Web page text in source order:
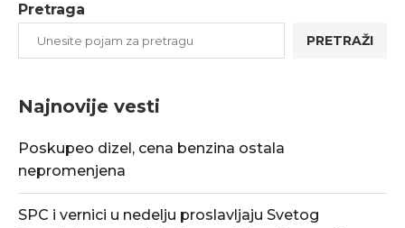
Pretraga
PRETRAŽI
Najnovije vesti
Poskupeo dizel, cena benzina ostala
nepromenjena
SPC i vernici u nedelju proslavljaju Svetog